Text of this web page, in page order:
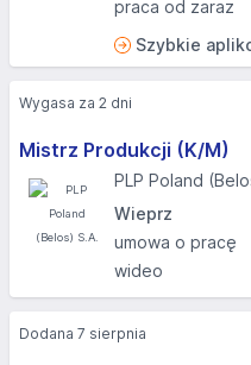
praca od zaraz
Szybkie
Mistrz Produkcji (K/M)
PLP Poland
Wieprz
umowa o pracę
wideo
Wygasa za 2 dni
Dodana 7 sierpnia